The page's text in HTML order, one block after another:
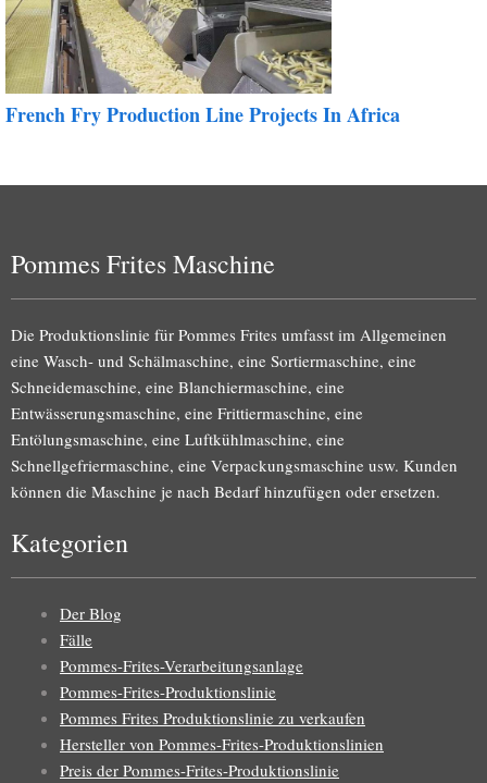
French Fry Production Line Projects In Africa
Pommes Frites Maschine
Die Produktionslinie für Pommes Frites umfasst im Allgemeinen
eine Wasch- und Schälmaschine, eine Sortiermaschine, eine
Schneidemaschine, eine Blanchiermaschine, eine
Entwässerungsmaschine, eine Frittiermaschine, eine
Entölungsmaschine, eine Luftkühlmaschine, eine
Schnellgefriermaschine, eine Verpackungsmaschine usw. Kunden
können die Maschine je nach Bedarf hinzufügen oder ersetzen.
Kategorien
Der Blog
Fälle
Pommes-Frites-Verarbeitungsanlage
Pommes-Frites-Produktionslinie
Pommes Frites Produktionslinie zu verkaufen
Hersteller von Pommes-Frites-Produktionslinien
Preis der Pommes-Frites-Produktionslinie